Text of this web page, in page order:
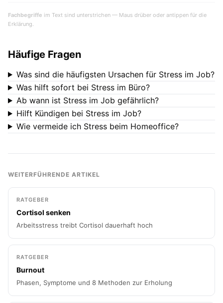
Fachbegriffe im Text sind unterstrichen — Maus drüber oder antippen für die
Erklärung.
Häufige Fragen
Was sind die häufigsten Ursachen für Stress im Job?
Was hilft sofort bei Stress im Büro?
Ab wann ist Stress im Job gefährlich?
Hilft Kündigen bei Stress im Job?
Wie vermeide ich Stress beim Homeoffice?
WEITERFÜHRENDE ARTIKEL
RATGEBER
Cortisol senken
Arbeitsstress treibt Cortisol dauerhaft hoch
RATGEBER
Burnout
Phasen, Symptome und 8 Methoden zur Erholung